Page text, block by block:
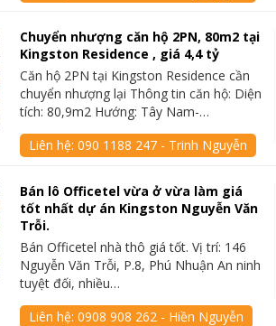
Chuyển nhượng căn hộ 2PN, 80m2 tại
Kingston Residence , giá 4,4 tỷ
Căn hộ 2PN tại Kingston Residence cần
chuyển nhượng lại Thông tin căn hộ: Diện
tích: 80,9m2 Hướng: Tây Nam-…
Liên hệ:090 1188 247 - Trinh Nguyễn
Bán lô Officetel vừa ở vừa làm giá
tốt nhất dự án Kingston Nguyễn Văn
Trỗi.
Bán Officetel nhà thô giá tốt. Vị trí: 146
Nguyễn Văn Trỗi, P.8, Phú Nhuận An ninh
tuyệt đối, nhiều…
Liên hệ:0908 908 262 - Hiền Nguyễn